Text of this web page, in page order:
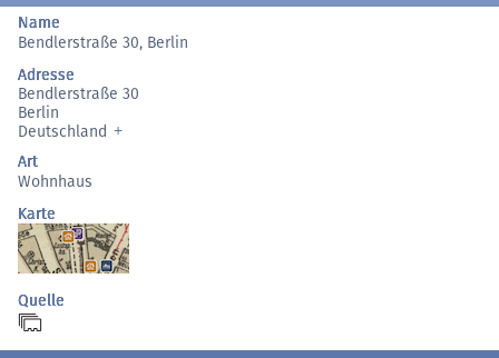
Name
Bendlerstraße 30, Berlin
Adresse
Bendlerstraße 30
Berlin
Deutschland
Art
Wohnhaus
Karte
Quelle